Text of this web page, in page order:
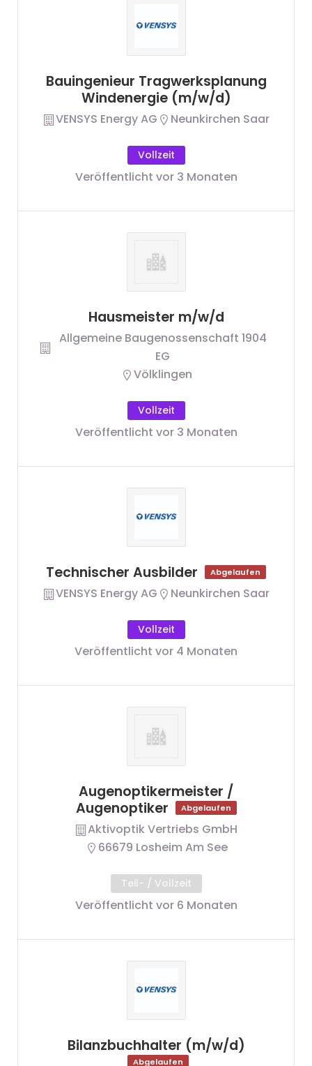
Bauingenieur Tragwerksplanung
Windenergie (m/w/d)
VENSYS Energy AG Neunkirchen Saar
Vollzeit
Veröffentlicht vor 3 Monaten
Hausmeister m/w/d
Allgemeine Baugenossenschaft 1904
EG
Völklingen
Vollzeit
Veröffentlicht vor 3 Monaten
Technischer Ausbilder Abgelaufen
VENSYS Energy AG Neunkirchen Saar
Vollzeit
Veröffentlicht vor 4 Monaten
Augenoptikermeister /
Augenoptiker
Abgelaufen
Aktivoptik Vertriebs GmbH
66679 Losheim Am See
Teil- / Vollzeit
Veröffentlicht vor 6 Monaten
Bilanzbuchhalter (m/w/d)
Abgelaufen